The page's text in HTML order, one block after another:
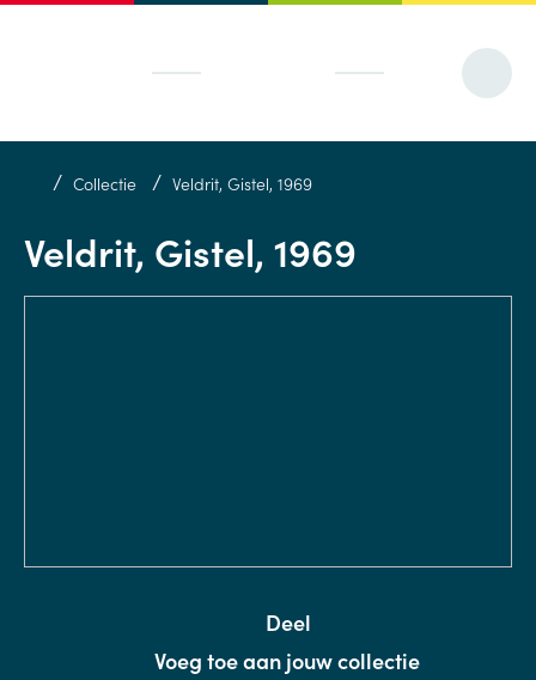
/ Collectie / Veldrit, Gistel, 1969
Veldrit, Gistel, 1969
Deel
Voeg toe aan jouw collectie